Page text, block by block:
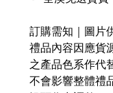
訂購需知｜圖片
禮品內容因應貨
之產品色系作代
不會影響整體禮